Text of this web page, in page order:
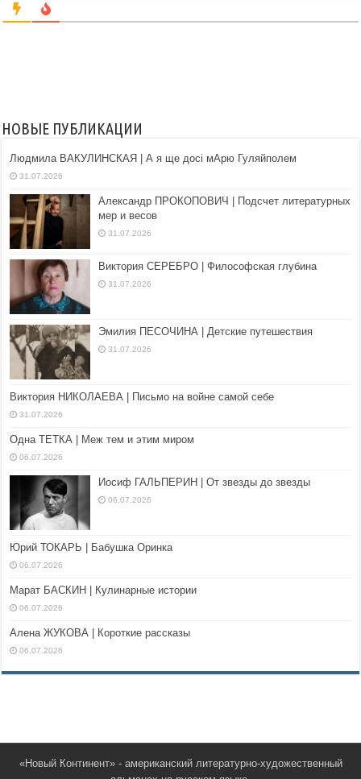
НОВЫЕ ПУБЛИКАЦИИ
Людмила ВАКУЛИНСКАЯ | А я ще досі мАрю Гуляйполем
31.07.2026
Александр ПРОКОПОВИЧ | Подсчет литературных
мер и весов
31.07.2026
Виктория СЕРЕБРО | Философская глубина
31.07.2026
Эмилия ПЕСОЧИНА | Детские путешествия
31.07.2026
Виктория НИКОЛАЕВА | Письмо на войне самой себе
31.07.2026
Одна ТЕТКА | Меж тем и этим миром
06.07.2026
Иосиф ГАЛЬПЕРИН | От звезды до звезды
06.07.2026
Юрий ТОКАРЬ | Бабушка Оринка
06.07.2026
Марат БАСКИН | Кулинарные истории
06.07.2026
Алена ЖУКОВА | Короткие рассказы
06.07.2026
«Новый Континент» - американский литературно-художественный